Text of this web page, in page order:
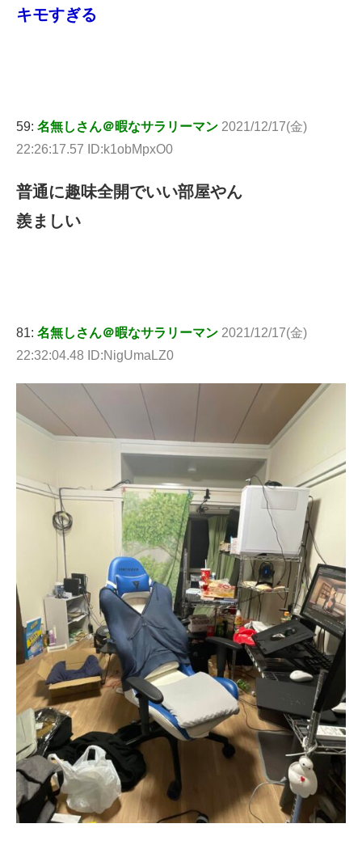
キモすぎる
59: 名無しさん＠暇なサラリーマン 2021/12/17(金)
22:26:17.57 ID:k1obMpxO0
普通に趣味全開でいい部屋やん
羨ましい
81: 名無しさん＠暇なサラリーマン 2021/12/17(金)
22:32:04.48 ID:NigUmaLZ0